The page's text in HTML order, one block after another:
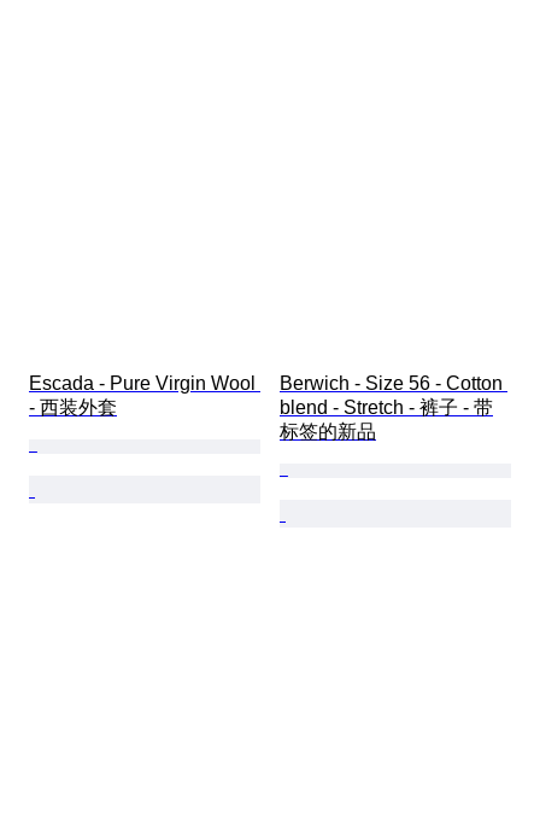
Escada - Pure Virgin Wool
- 西装外套
Berwich - Size 56 - Cotton
blend - Stretch - 裤子 - 带
标签的新品